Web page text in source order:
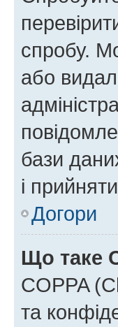
спробу.
або
бази
і
Догори
Що таке
COPPA
та